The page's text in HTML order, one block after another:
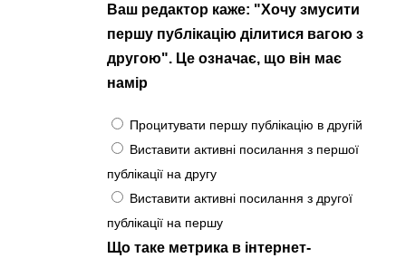
Ваш редактор каже: "Хочу змусити
першу публікацію ділитися вагою з
другою". Це означає, що він має
намір
Процитувати першу публікацію в другій
Виставити активні посилання з першої
публікації на другу
Виставити активні посилання з другої
публікації на першу
Що таке метрика в інтернет-